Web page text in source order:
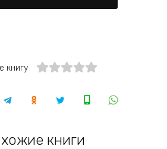
книгу
книги